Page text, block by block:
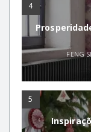
4
FENG
5